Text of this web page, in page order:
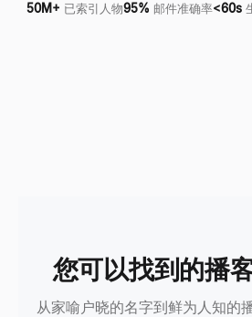
50M+ 已索引人物95% 邮件准确率<60s
您可以找到的播
从家喻户晓的名字到鲜为人知